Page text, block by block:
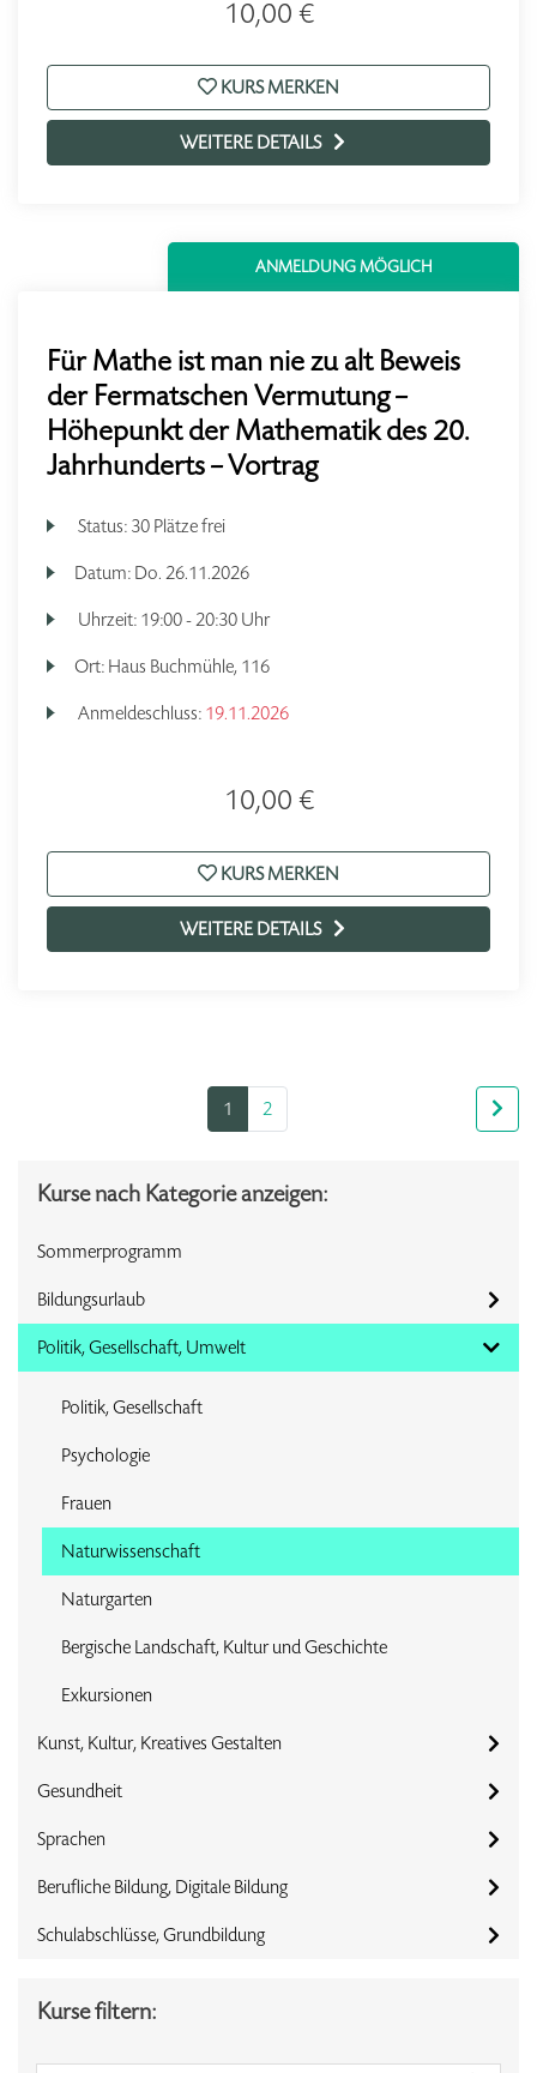
10,00 €
KURS MERKEN
WEITERE DETAILS
ANMELDUNG MÖGLICH
Für Mathe ist man nie zu alt Beweis
der Fermatschen Vermutung –
Höhepunkt der Mathematik des 20.
Jahrhunderts – Vortrag
Status: 30 Plätze frei
Datum: Do. 26.11.2026
Uhrzeit: 19:00 - 20:30 Uhr
Ort: Haus Buchmühle, 116
Anmeldeschluss: 19.11.2026
10,00 €
KURS MERKEN
WEITERE DETAILS
1 2
Kurse nach Kategorie anzeigen:
Sommerprogramm
Bildungsurlaub
Politik, Gesellschaft, Umwelt
Politik, Gesellschaft
Psychologie
Frauen
Naturwissenschaft
Naturgarten
Bergische Landschaft, Kultur und Geschichte
Exkursionen
Kunst, Kultur, Kreatives Gestalten
Gesundheit
Sprachen
Berufliche Bildung, Digitale Bildung
Schulabschlüsse, Grundbildung
Kurse filtern: